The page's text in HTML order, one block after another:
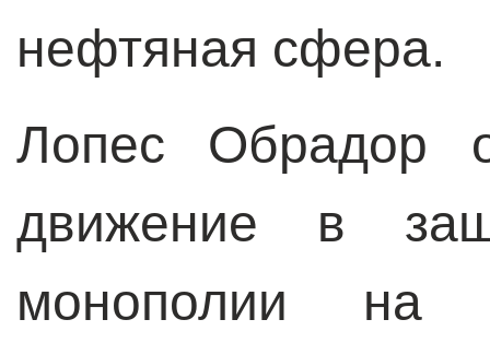
нефтяная сфера.
Лопес Обрадор
движение в
монополии